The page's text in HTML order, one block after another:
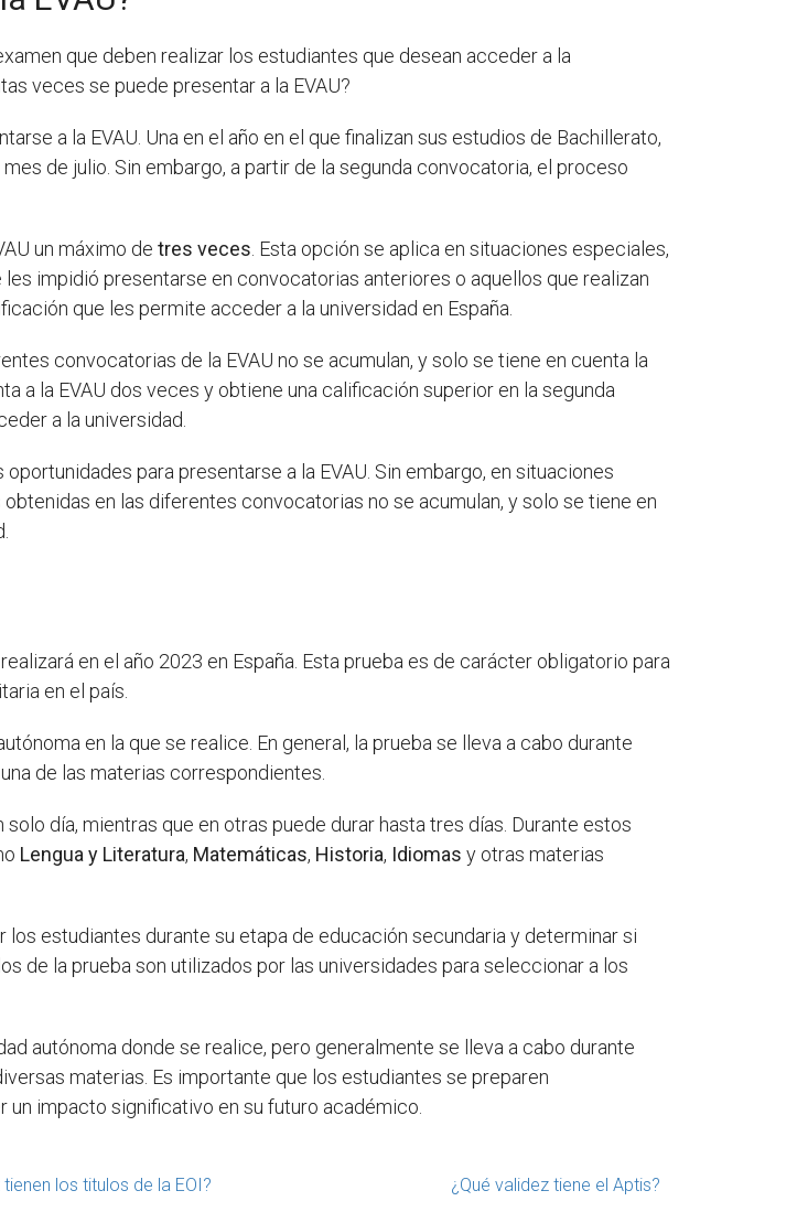
que deben realizar los estudiantes que desean acceder a la
veces se puede presentar a la EVAU?
a la EVAU. Una en el año en el que finalizan sus estudios de Bachillerato,
de julio. Sin embargo, a partir de la segunda convocatoria, el proceso
un máximo detres veces . Esta opción se aplica en situaciones especiales,
impidió presentarse en convocatorias anteriores o aquellos que realizan
que les permite acceder a la universidad en España.
convocatorias de la EVAU no se acumulan, y solo se tiene en cuenta la
a la EVAU dos veces y obtiene una calificación superior en la segunda
a la universidad.
para presentarse a la EVAU. Sin embargo, en situaciones
en las diferentes convocatorias no se acumulan, y solo se tiene en
en el año 2023 en España. Esta prueba es de carácter obligatorio para
en el país.
en la que se realice. En general, la prueba se lleva a cabo durante
de las materias correspondientes.
día, mientras que en otras puede durar hasta tres días. Durante estos
Lengua y Literatura, Matemáticas, Historia, Idiomas y otras materias
estudiantes durante su etapa de educación secundaria y determinar si
de la prueba son utilizados por las universidades para seleccionar a los
autónoma donde se realice, pero generalmente se lleva a cabo durante
materias. Es importante que los estudiantes se preparen
un impacto significativo en su futuro académico.
tienen los titulos de la EOI? ¿Qué validez tiene el Aptis?